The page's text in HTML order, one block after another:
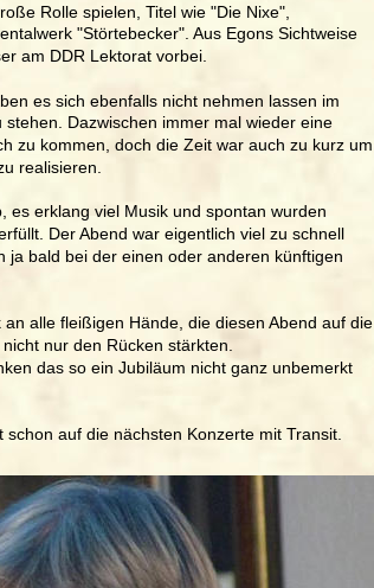
Rolle spielen, Titel wie "Die Nixe",
"Störtebecker". Aus Egons Sichtweise
am DDR Lektorat vorbei.
es sich ebenfalls nicht nehmen lassen im
Dazwischen immer mal wieder eine
zu kommen, doch die Zeit war auch zu kurz um
realisieren.
es erklang viel Musik und spontan wurden
Der Abend war eigentlich viel zu schnell
ja bald bei der einen oder anderen künftigen
alle fleißigen Hände, die diesen Abend auf die
nur den Rücken stärkten.
das so ein Jubiläum nicht ganz unbemerkt
auf die nächsten Konzerte mit Transit.